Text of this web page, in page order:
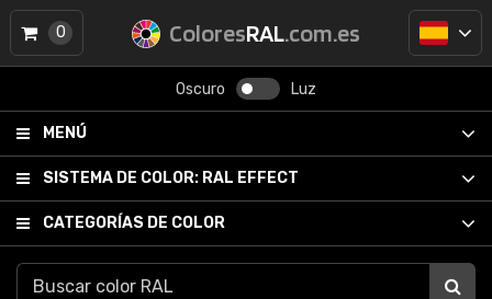
ColoresRAL.com.es
Oscuro Luz
MENÚ
SISTEMA DE COLOR: RAL EFFECT
CATEGORÍAS DE COLOR
0